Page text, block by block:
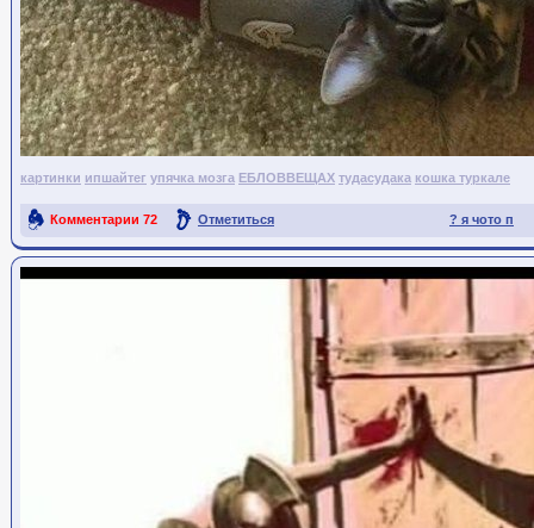
картинки ипшайтег упячка мозга ЕБЛОВВЕЩАХ тудасудака кошка туркале
? я чото п
Комментарии 72 Отметиться
Ссылка на пост